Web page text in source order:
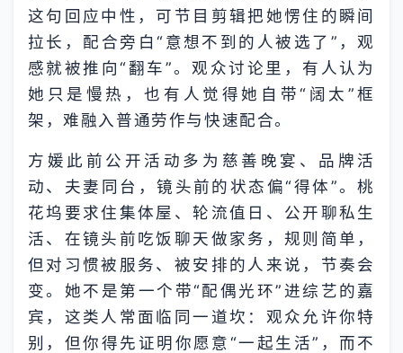
这句回应中性，可节目剪辑把她愣住的瞬间
拉长，配合旁白“意想不到的人被选了”，观
感就被推向“翻车”。观众讨论里，有人认为
她只是慢热，也有人觉得她自带“阔太”框
架，难融入普通劳作与快速配合。
方媛此前公开活动多为慈善晚宴、品牌活
动、夫妻同台，镜头前的状态偏“得体”。桃
花坞要求住集体屋、轮流值日、公开聊私生
活、在镜头前吃饭聊天做家务，规则简单，
但对习惯被服务、被安排的人来说，节奏会
变。她不是第一个带“配偶光环”进综艺的嘉
宾，这类人常面临同一道坎：观众允许你特
别，但你得先证明你愿意“一起生活”，而不